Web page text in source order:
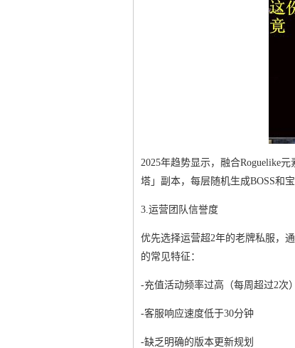
2025年趋势显示，融合Roguelike
塔」副本，每层随机生成BOSS和
3.运营团队信誉度
优先选择运营超2年的老牌私服，
的常见特征：
-充值活动频率过高（每周超过2次）
-客服响应速度低于30分钟
-缺乏明确的版本更新规划